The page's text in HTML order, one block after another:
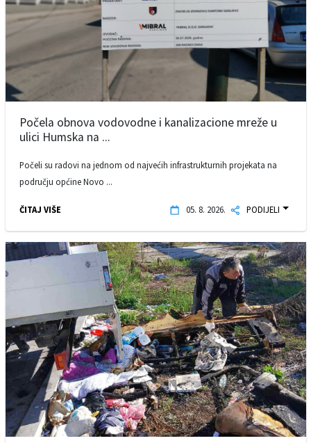
Počela obnova vodovodne i kanalizacione mreže u
ulici Humska na ...
Počeli su radovi na jednom od najvećih infrastrukturnih projekata na
području općine Novo ...
ČITAJ VIŠE 05. 8. 2026. PODIJELI